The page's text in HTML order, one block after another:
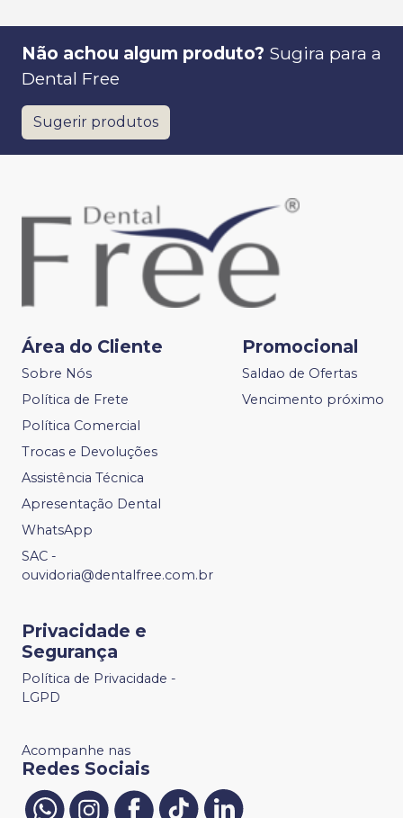
Não achou algum produto? Sugira para a
Dental Free
Sugerir produtos
Área do Cliente
Sobre Nós
Política de Frete
Política Comercial
Trocas e Devoluções
Assistência Técnica
Apresentação Dental
WhatsApp
SAC -
ouvidoria@dentalfree.com.br
Promocional
Saldao de Ofertas
Vencimento próximo
Privacidade e
Segurança
Política de Privacidade -
LGPD
Acompanhe nas
Redes Sociais